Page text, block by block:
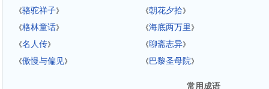
《骆驼祥子》 《朝花夕拾》
《格林童话》 《海底两万里 》
《名人传》 《聊斋志异》
《傲慢与偏见》 《巴黎圣母院》
常用成语